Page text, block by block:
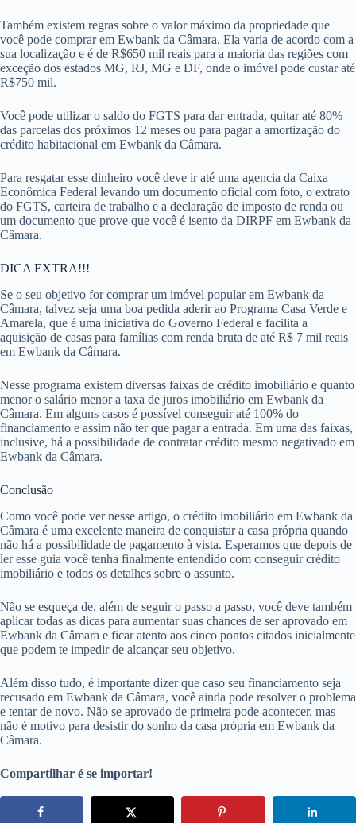
Também existem regras sobre o valor máximo da propriedade que
você pode comprar em Ewbank da Câmara. Ela varia de acordo com a
sua localização e é de R$650 mil reais para a maioria das regiões com
exceção dos estados MG, RJ, MG e DF, onde o imóvel pode custar até
R$750 mil.
Você pode utilizar o saldo do FGTS para dar entrada, quitar até 80%
das parcelas dos próximos 12 meses ou para pagar a amortização do
crédito habitacional em Ewbank da Câmara.
Para resgatar esse dinheiro você deve ir até uma agencia da Caixa
Econômica Federal levando um documento oficial com foto, o extrato
do FGTS, carteira de trabalho e a declaração de imposto de renda ou
um documento que prove que você é isento da DIRPF em Ewbank da
Câmara.
DICA EXTRA!!!
Se o seu objetivo for comprar um imóvel popular em Ewbank da
Câmara, talvez seja uma boa pedida aderir ao Programa Casa Verde e
Amarela, que é uma iniciativa do Governo Federal e facilita a
aquisição de casas para famílias com renda bruta de até R$ 7 mil reais
em Ewbank da Câmara.
Nesse programa existem diversas faixas de crédito imobiliário e quanto
menor o salário menor a taxa de juros imobiliário em Ewbank da
Câmara. Em alguns casos é possível conseguir até 100% do
financiamento e assim não ter que pagar a entrada. Em uma das faixas,
inclusive, há a possibilidade de contratar crédito mesmo negativado em
Ewbank da Câmara.
Conclusão
Como você pode ver nesse artigo, o crédito imobiliário em Ewbank da
Câmara é uma excelente maneira de conquistar a casa própria quando
não há a possibilidade de pagamento à vista. Esperamos que depois de
ler esse guia você tenha finalmente entendido com conseguir crédito
imobiliário e todos os detalhes sobre o assunto.
Não se esqueça de, além de seguir o passo a passo, você deve também
aplicar todas as dicas para aumentar suas chances de ser aprovado em
Ewbank da Câmara e ficar atento aos cinco pontos citados inicialmente
que podem te impedir de alcançar seu objetivo.
Além disso tudo, é importante dizer que caso seu financiamento seja
recusado em Ewbank da Câmara, você ainda pode resolver o problema
e tentar de novo. Não se aprovado de primeira pode acontecer, mas
não é motivo para desistir do sonho da casa própria em Ewbank da
Câmara.
Compartilhar é se importar!